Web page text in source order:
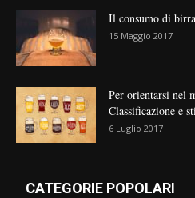
Il consumo di
15 Maggio 2017
Per orientarsi nel
Classificazione e
6 Luglio 2017
CATEGORIE POPOLARI